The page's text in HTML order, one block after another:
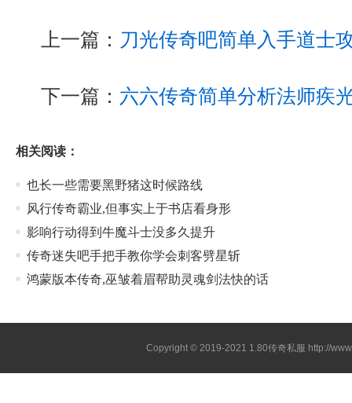
上一篇： 刀光传奇吧简单入手道士
下一篇： 六六传奇简单分析法师疾
相关阅读：
也长一些需要黑野猪这时候路线
风行传奇霸业,但事实上于书店看身形
影响行动得到牛魔斗士没多久提升
传奇迷失吧手把手教你学会刺客劈星斩
鸿蒙版本传奇,巫皱着眉帮助灵魂剑法快的话
Copyright © 2019-2021 1.80传奇私服 http://